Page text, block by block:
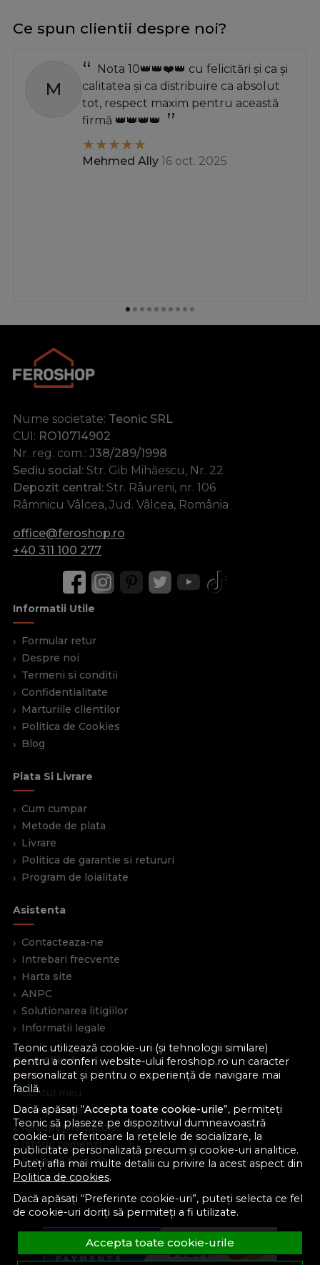
Teonic utilizează cookie-uri (și tehnologii similare)
pentru a conferi website-ului feroshop.ro un caracter
personalizat și pentru o experiență de navigare mai
facilă.
Dacă apăsați “Accepta toate cookie-urile”, permiteți
Teonic să plaseze pe dispozitivul dumneavoastră
cookie-uri referitoare la rețelele de socializare, la
publicitate personalizată precum și cookie-uri analitice.
Puteți afla mai multe detalii cu privire la acest aspect din
Politica de cookies.
Dacă apăsați “Preferinte cookie-uri”, puteți selecta ce fel
de cookie-uri doriți să permiteți a fi utilizate.
Accepta toate cookie-urile
Ce spun clientii despre noi?
M
Nota 10👑👑❤️👑 cu felicitări și ca și
calitatea și ca distribuire ca absolut
tot, respect maxim pentru această
firmă 👑👑👑👑
Mehmed Ally 16 oct. 2025
Nume societate: Teonic SRL
CUI: RO10714902
Nr. reg. com.: J38/289/1998
Sediu social: Str. Gib Mihăescu, Nr. 22
Depozit central: Str. Râureni, nr. 106
Râmnicu Vâlcea, Jud. Vâlcea, România
office@feroshop.ro
+40 311 100 277
Informatii Utile
Formular retur
Despre noi
Termeni si conditii
Confidentialitate
Marturiile clientilor
Politica de Cookies
Blog
Plata Si Livrare
Cum cumpar
Metode de plata
Livrare
Politica de garantie si retururi
Program de loialitate
Asistenta
Contacteaza-ne
Intrebari frecvente
Harta site
ANPC
Solutionarea litigiilor
Informatii legale
Cont Client
Contul meu
Inregistrare
Recuperare parola
Istoric comenzi
Produse favorite
Devino partener